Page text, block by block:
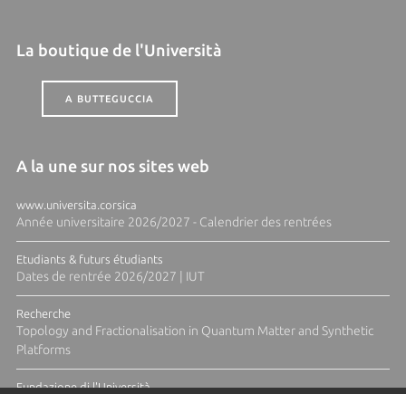
La boutique de l'Università
A BUTTEGUCCIA
A la une sur nos sites web
www.universita.corsica
Année universitaire 2026/2027 - Calendrier des rentrées
Etudiants & futurs étudiants
Dates de rentrée 2026/2027 | IUT
Recherche
Topology and Fractionalisation in Quantum Matter and Synthetic
Platforms
Fundazione di l'Università